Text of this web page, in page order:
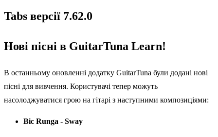
Tabs версії 7.62.0
Нові пісні в GuitarTuna Learn!
В останньому оновленні додатку GuitarTuna були додані нові
пісні для вивчення. Користувачі тепер можуть
насолоджуватися грою на гітарі з наступними композиціями:
Bic Runga - Sway